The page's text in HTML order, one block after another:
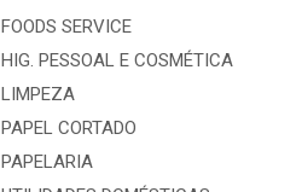
FOODS SERVICE
HIG. PESSOAL E COSMÉTICA
LIMPEZA
PAPEL CORTADO
PAPELARIA